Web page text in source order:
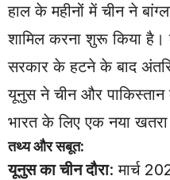
हाल के महीनों में चीन ने
शामिल करना शुरू किया है।
सरकार के हटने के बाद
यूनुस ने चीन और
भारत के लिए एक नया
तथ्य और सबूत:
यूनुस का चीन दौरा: मार्च